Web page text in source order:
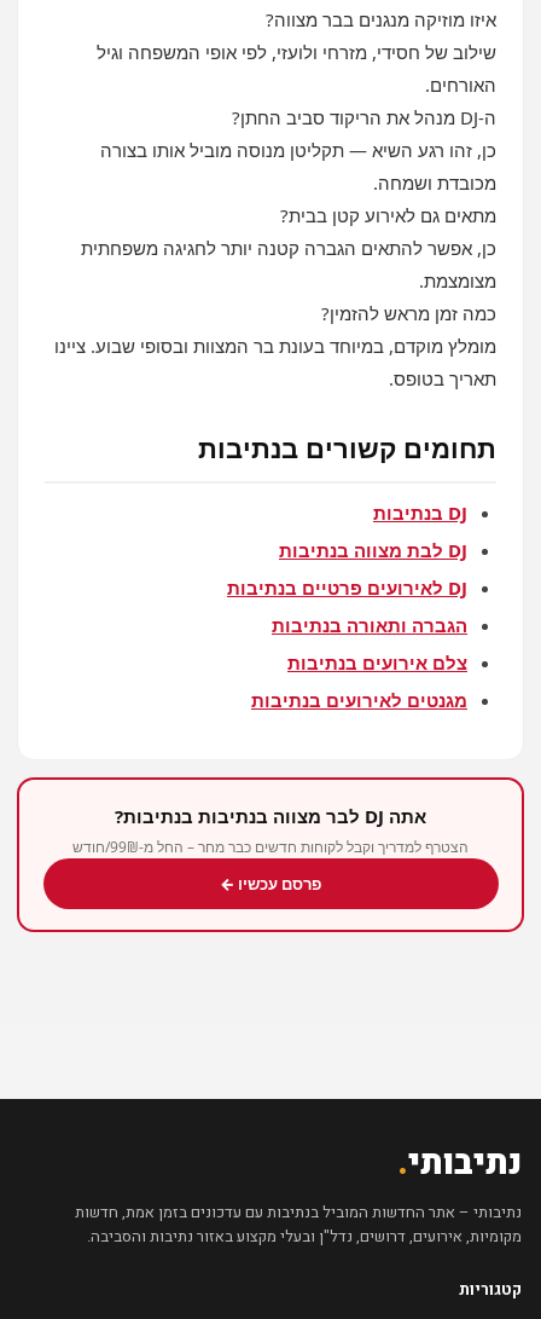
איזו מוזיקה מנגנים בבר מצווה?
שילוב של חסידי, מזרחי ולועזי, לפי אופי המשפחה וגיל
האורחים.
ה‑DJ מנהל את הריקוד סביב החתן?
כן, זהו רגע השיא — תקליטן מנוסה מוביל אותו בצורה
מכובדת ושמחה.
מתאים גם לאירוע קטן בבית?
כן, אפשר להתאים הגברה קטנה יותר לחגיגה משפחתית
מצומצמת.
כמה זמן מראש להזמין?
מומלץ מוקדם, במיוחד בעונת בר המצוות ובסופי שבוע. ציינו
תאריך בטופס.
תחומים קשורים בנתיבות
DJ בנתיבות
DJ לבת מצווה בנתיבות
DJ לאירועים פרטיים בנתיבות
הגברה ותאורה בנתיבות
צלם אירועים בנתיבות
מגנטים לאירועים בנתיבות
אתה DJ לבר מצווה בנתיבות בנתיבות?
הצטרף למדריך וקבל לקוחות חדשים כבר מחר – החל מ-99₪/חודש
פרסם עכשיו ←
נתיבותי.
נתיבותי – אתר החדשות המוביל בנתיבות עם עדכונים בזמן אמת, חדשות
מקומיות, אירועים, דרושים, נדל"ן ובעלי מקצוע באזור נתיבות והסביבה.
קטגוריות